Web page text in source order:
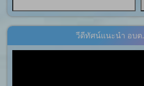
วีดีทัศน์แนะนำ อบต.